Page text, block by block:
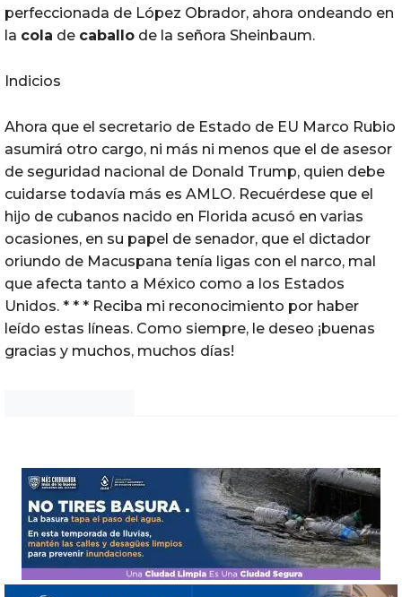
perfeccionada de López Obrador, ahora ondeando en
la cola de caballo de la señora Sheinbaum.
Indicios
Ahora que el secretario de Estado de EU Marco Rubio
asumirá otro cargo, ni más ni menos que el de asesor
de seguridad nacional de Donald Trump, quien debe
cuidarse todavía más es AMLO. Recuérdese que el
hijo de cubanos nacido en Florida acusó en varias
ocasiones, en su papel de senador, que el dictador
oriundo de Macuspana tenía ligas con el narco, mal
que afecta tanto a México como a los Estados
Unidos. * * * Reciba mi reconocimiento por haber
leído estas líneas. Como siempre, le deseo ¡buenas
gracias y muchos, muchos días!